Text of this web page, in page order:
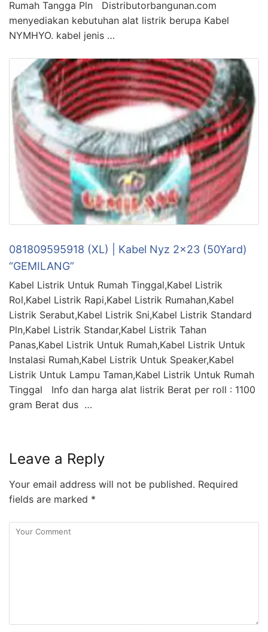
Rumah Tangga Pln Distributorbangunan.com
menyediakan kebutuhan alat listrik berupa Kabel
NYMHYO. kabel jenis …
081809595918 (XL) | Kabel Nyz 2×23 (50Yard)
“GEMILANG”
Kabel Listrik Untuk Rumah Tinggal,Kabel Listrik
Rol,Kabel Listrik Rapi,Kabel Listrik Rumahan,Kabel
Listrik Serabut,Kabel Listrik Sni,Kabel Listrik Standard
Pln,Kabel Listrik Standar,Kabel Listrik Tahan
Panas,Kabel Listrik Untuk Rumah,Kabel Listrik Untuk
Instalasi Rumah,Kabel Listrik Untuk Speaker,Kabel
Listrik Untuk Lampu Taman,Kabel Listrik Untuk Rumah
Tinggal Info dan harga alat listrik Berat per roll : 1100
gram Berat dus …
Leave a Reply
Your email address will not be published. Required
fields are marked *